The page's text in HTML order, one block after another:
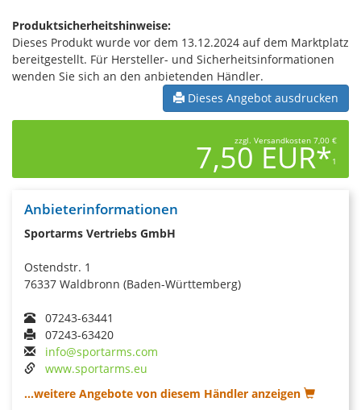
Produktsicherheitshinweise:
Dieses Produkt wurde vor dem 13.12.2024 auf dem Marktplatz
bereitgestellt. Für Hersteller- und Sicherheitsinformationen
wenden Sie sich an den anbietenden Händler.
Dieses Angebot ausdrucken
zzgl. Versandkosten 7,00 €
7,50 EUR*1
Anbieterinformationen
Sportarms Vertriebs GmbH
Ostendstr. 1
76337 Waldbronn (Baden-Württemberg)
07243-63441
07243-63420
info@sportarms.com
www.sportarms.eu
...weitere Angebote von diesem Händler anzeigen